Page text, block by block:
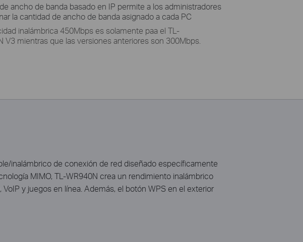
ancho de banda basado en IP permite a los administradores
la cantidad de ancho de banda asignado a cada PC
inalámbrica 450Mbps es solamente paa el TL-
V3 mientras que las versiones anteriores son 300Mbps.
inalámbrico de conexión de red diseñado específicamente
MIMO, TL-WR940N crea un rendimiento inalámbrico
y juegos en línea. Además, el botón WPS en el exterior